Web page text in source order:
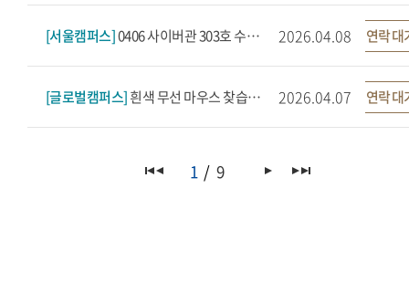
[서울캠퍼스]0406 사이버관 303호 수업 이후 회색 우산 찾습니다. 2026.04.08 연락 대
[글로벌캠퍼스]흰색 무선 마우스 찾습니다 2026.04.07 연락 대
1 9